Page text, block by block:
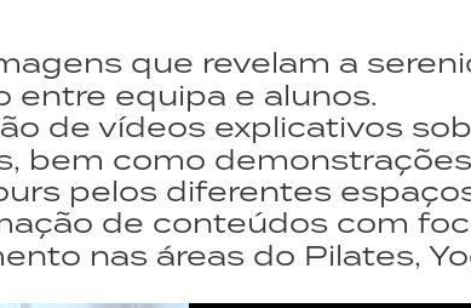
que revelam a
entre equipa e alunos.
de vídeos explicativos
bem como
pelos diferentes
de conteúdos com
nas áreas do Pilates,